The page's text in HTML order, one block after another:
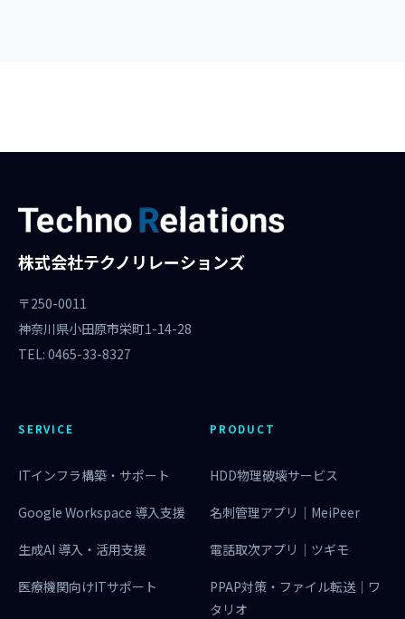
株式会社テクノリレーションズ
〒250-0011
神奈川県小田原市栄町1-14-28
TEL: 0465-33-8327
SERVICE
ITインフラ構築・サポート
Google Workspace 導入支援
生成AI 導入・活用支援
医療機関向けITサポート
PRODUCT
HDD物理破壊サービス
名刺管理アプリ｜MeiPeer
電話取次アプリ｜ツギモ
PPAP対策・ファイル転送｜ワ
タリオ